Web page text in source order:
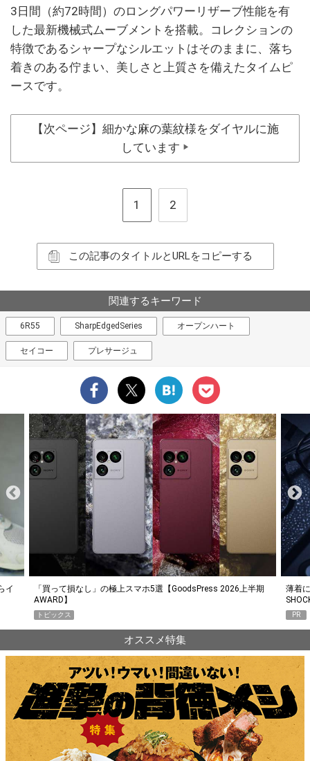
3日間（約72時間）のロングパワーリザーブ性能を有
した最新機械式ムーブメントを搭載。コレクションの
特徴であるシャープなシルエットはそのままに、落ち
着きのある佇まい、美しさと上質さを備えたタイムピ
ースです。
【次ページ】細かな麻の葉紋様をダイヤルに施
しています ▶
1 2
この記事のタイトルとURLをコピーする
関連するキーワード
6R55 SharpEdgedSeries オープンハート
セイコー プレサージュ
イ
「買って損なし」の極上スマホ5選【GoodsPress 2026上半期
AWARD】
トピックス
薄着
PR
オススメ特集